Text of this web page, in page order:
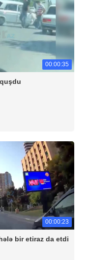
00:00:35
00:00:23
bir etiraz da etdi